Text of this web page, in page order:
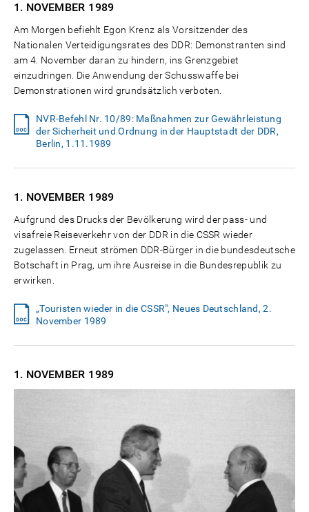
1. NOVEMBER 1989
Am Morgen befiehlt Egon Krenz als Vorsitzender des
Nationalen Verteidigungsrates des DDR: Demonstranten sind
am 4. November daran zu hindern, ins Grenzgebiet
einzudringen. Die Anwendung der Schusswaffe bei
Demonstrationen wird grundsätzlich verboten.
NVR-Befehl Nr. 10/89: Maßnahmen zur Gewährleistung
der Sicherheit und Ordnung in der Hauptstadt der DDR,
Berlin, 1.11.1989
1. NOVEMBER 1989
Aufgrund des Drucks der Bevölkerung wird der pass- und
visafreie Reiseverkehr von der DDR in die CSSR wieder
zugelassen. Erneut strömen DDR-Bürger in die bundesdeutsche
Botschaft in Prag, um ihre Ausreise in die Bundesrepublik zu
erwirken.
„Touristen wieder in die CSSR", Neues Deutschland, 2.
November 1989
1. NOVEMBER 1989